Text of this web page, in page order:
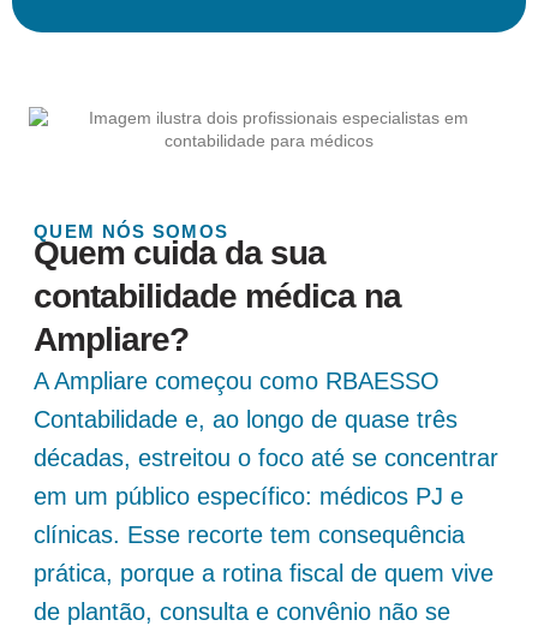
QUEM NÓS SOMOS
Quem cuida da sua
contabilidade médica na
Ampliare?
A Ampliare começou como RBAESSO
Contabilidade e, ao longo de quase três
décadas, estreitou o foco até se concentrar
em um público específico: médicos PJ e
clínicas. Esse recorte tem consequência
prática, porque a rotina fiscal de quem vive
de plantão, consulta e convênio não se